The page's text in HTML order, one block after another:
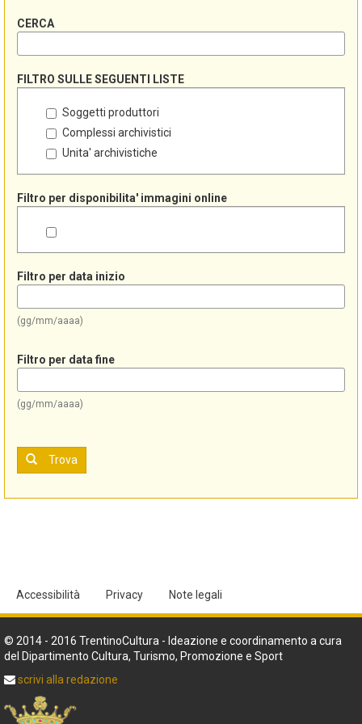
CERCA
FILTRO SULLE SEGUENTI LISTE
Soggetti produttori
Complessi archivistici
Unita' archivistiche
Filtro per disponibilita' immagini online
Filtro per data inizio
(gg/mm/aaaa)
Filtro per data fine
(gg/mm/aaaa)
Trova
Accessibilità Privacy Note legali
© 2014 - 2016 TrentinoCultura - Ideazione e coordinamento a cura
del Dipartimento Cultura, Turismo, Promozione e Sport
scrivi alla redazione